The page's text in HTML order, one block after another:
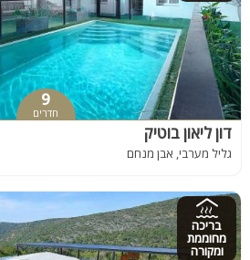
9
חדרים
דון ליאון בוטיק
גליל מערבי, אבן מנחם
בריכה
מחוממת
ומקורה